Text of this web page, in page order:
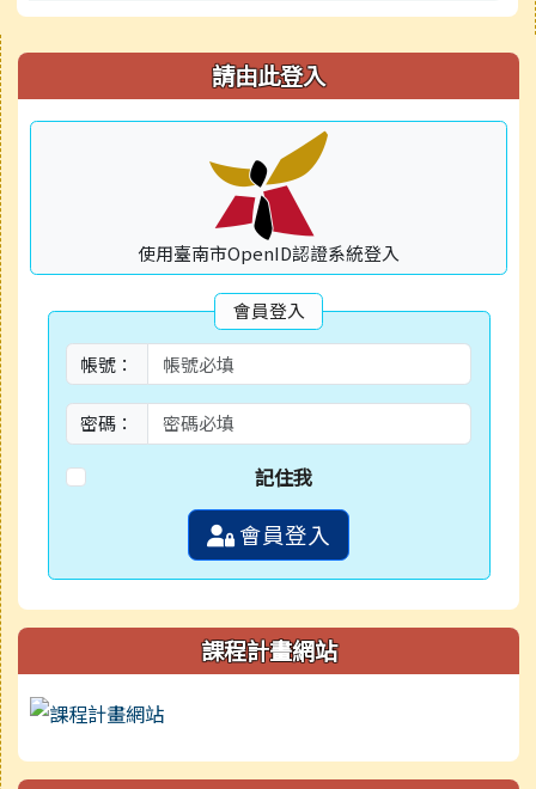
右邊區域內容 請由此登入
使用臺南市OpenID認證系統登入
會員登入
帳號：
密碼：
記住我
會員登入
課程計畫網站